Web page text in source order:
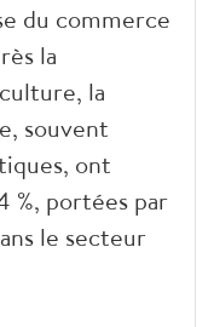
du commerce
la
la
souvent
ont
%, portées par
le secteur